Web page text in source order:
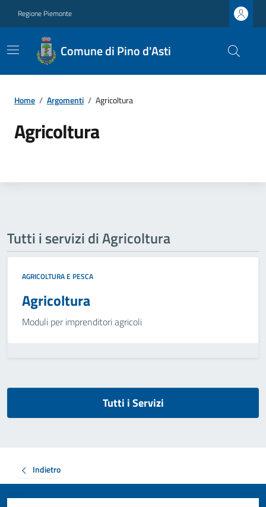
Regione Piemonte
Comune di Pino d'Asti
Home / Argomenti / Agricoltura
Agricoltura
Tutti i servizi di Agricoltura
AGRICOLTURA E PESCA
Agricoltura
Moduli per imprenditori agricoli
Tutti i Servizi
Indietro